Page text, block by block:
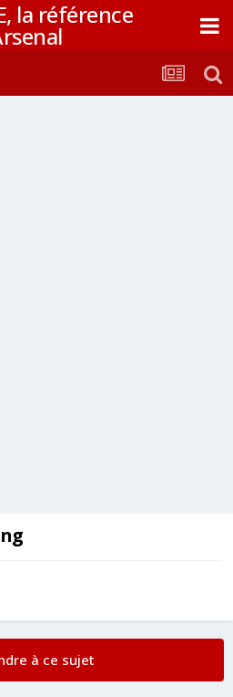
la référence
à ce sujet